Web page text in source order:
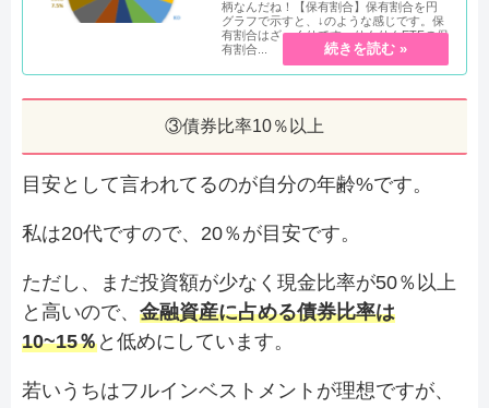
柄なんだね！【保有割合】保有割合を円
グラフで示すと、↓のような感じです。保
有割合はざっくりです。りんりんETFの保
有割合...
③債券比率10％以上
目安として言われてるのが自分の年齢%です。
私は20代ですので、20％が目安です。
ただし、まだ投資額が少なく現金比率が50％以上
と高いので、 金融資産に占める債券比率は
10~15％と低めにしています。
若いうちはフルインベストメントが理想ですが、